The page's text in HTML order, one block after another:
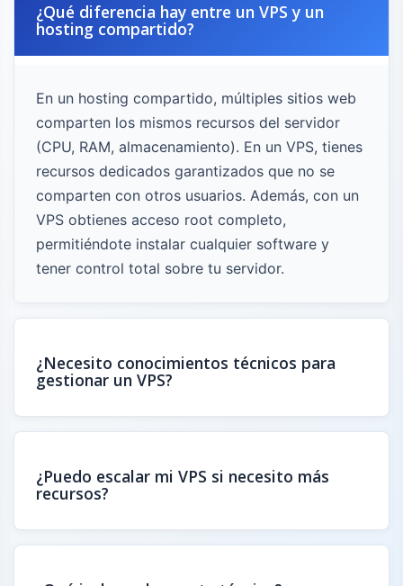
¿Qué diferencia hay entre un VPS y un
hosting compartido?
En un hosting compartido, múltiples sitios web
comparten los mismos recursos del servidor
(CPU, RAM, almacenamiento). En un VPS, tienes
recursos dedicados garantizados que no se
comparten con otros usuarios. Además, con un
VPS obtienes acceso root completo,
permitiéndote instalar cualquier software y
tener control total sobre tu servidor.
¿Necesito conocimientos técnicos para
gestionar un VPS?
¿Puedo escalar mi VPS si necesito más
recursos?